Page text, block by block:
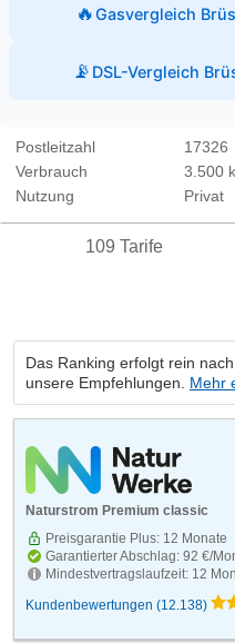
🔥Gasvergleich
📡 DSL-Vergleich